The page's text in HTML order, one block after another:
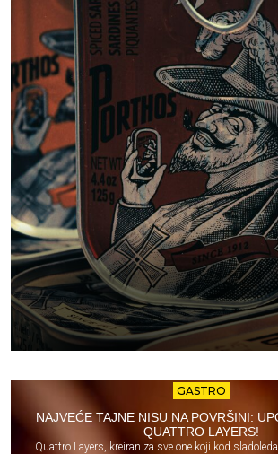
GASTRO
NAJVEĆE TAJNE NISU NA POVRŠINI:
QUATTRO LAYERS!
Quattro Layers, kreiran za sve one koji kod